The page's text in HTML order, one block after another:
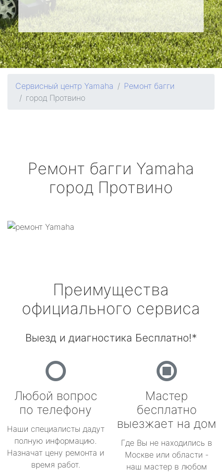
Сервисный центр Yamaha
Ремонт багги
город Протвино
Ремонт багги Yamaha
город Протвино
Преимущества
официального сервиса
Выезд и диагностика Бесплатно!*
Любой вопрос
по телефону
Наши специалисты дадут
полную информацию.
Назначат цену ремонта и
время работ.
Мастер
бесплатно
выезжает на дом
Где Вы не находились в
Москве или области -
наш мастер в любом